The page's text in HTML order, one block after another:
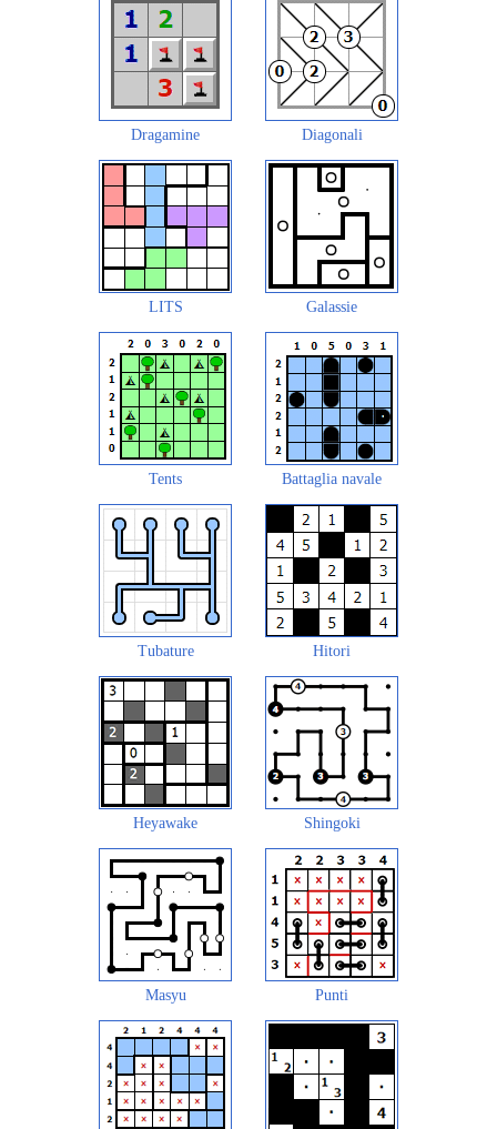
Dragamine Diagonali
LITS Galassie
Tents Battaglia navale
Tubature Hitori
Heyawake Shingoki
Masyu Punti